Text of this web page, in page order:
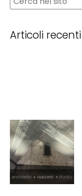
Articoli recenti